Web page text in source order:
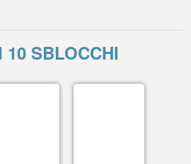
10 SBLOCCHI